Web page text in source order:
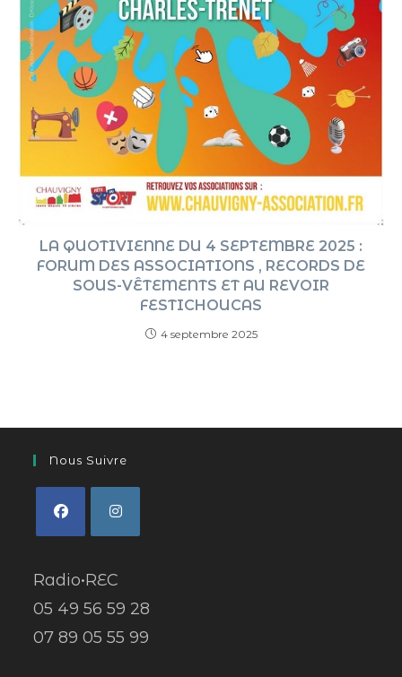
LA QUOTIVIENNE DU 4 SEPTEMBRE 2025 :
FORUM DES ASSOCIATIONS , RECORDS DE
SOUS-VÊTEMENTS ET AU REVOIR
FESTICHOUCAS
4 septembre 2025
Nous Suivre
Radio•REC
05 49 56 59 28
07 89 05 55 99